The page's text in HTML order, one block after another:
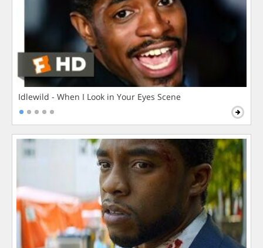
Idlewild - When I Look in Your Eyes Scene